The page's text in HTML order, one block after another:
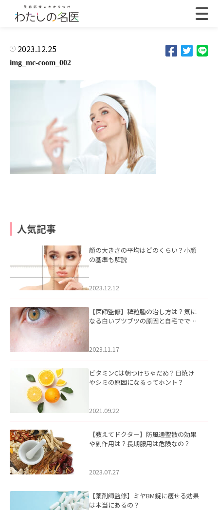
2023.12.25
img_mc-coom_002
人気記事
顔の大きさの平均はどのくらい？小顔
の基準も解説
2023.12.12
【医師監修】稗粒腫の治し方は？気に
なる白いブツブツの原因と自宅ででき
2023.11.17
ビタミンCは朝つけちゃだめ？日焼け
やシミの原因になるってホント？
2021.09.22
【教えてドクター】防風通聖散の効果
や副作用は？長期服用は危険なの？
2023.07.27
【薬剤師監修】ミヤBM錠に痩せる効果
は本当にあるの？